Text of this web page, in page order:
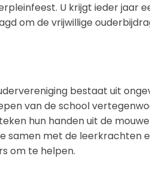
U krijgt ieder jaar
om de vrijwillige
bestaat uit
van de school
hun handen uit de
samen met de leerkrachten
om te helpen.